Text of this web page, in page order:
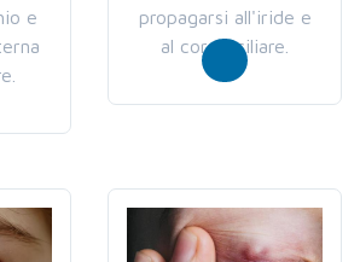
e
propagarsi all'iride e
al corpo ciliare.